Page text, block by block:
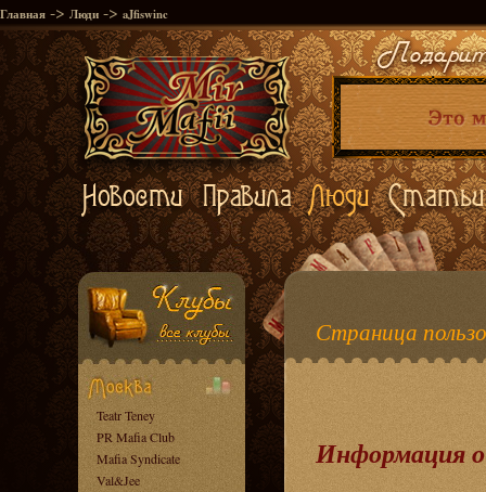
Главная -> Люди -> aJfiswinc
Teatr Teney
PR Mafia Club
Mafia Syndicate
Val&Jee
Страница
Информация о